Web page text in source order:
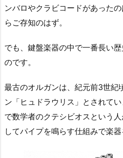
ンバロやクラビコードがあった
らご存知のはず。
でも、鍵盤楽器の中で一番長い
のです。
最古のオルガンは、紀元前3世紀
ン「ヒュドラウリス」とされて
で数学者のクテシビオスという
してパイプを鳴らす仕組みで楽器